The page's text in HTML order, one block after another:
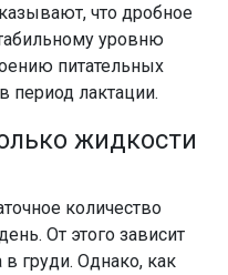
что дробное
уровню
питательных
период лактации.
жидкости
количество
От этого зависит
груди. Однако, как